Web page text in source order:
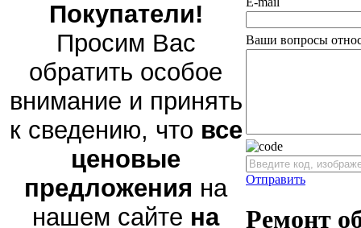
Покупатели!
Просим Вас
обратить особое
внимание и принять
к сведению, что все
ценовые
предложения на
нашем сайте на
Ваши вопросы
Отправить
Ремонт